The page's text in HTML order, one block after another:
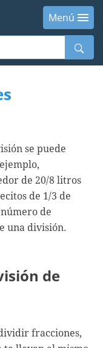
Menú
se puede
de 20/8 litros
de 1/3 de
de
una división.
de
fracciones,